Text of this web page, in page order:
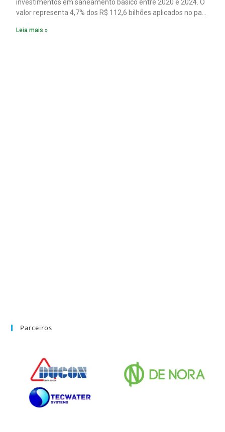
investimentos em saneamento básico entre 2020 e 2024. O
valor representa 4,7% dos R$ 112,6 bilhões aplicados no país
Brasil em parceria com a GO Associados.
Leia mais »
Parceiros